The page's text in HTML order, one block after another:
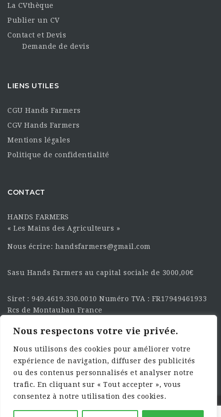
Nous respectons votre vie privée.
Nous utilisons des cookies pour améliorer votre
expérience de navigation, diffuser des publicités
ou des contenus personnalisés et analyser notre
trafic. En cliquant sur « Tout accepter », vous
consentez à notre utilisation des cookies.
La CVthèque
Publier un CV
Contact et Devis
Demande de devis
LIENS UTILES
CGU Hands Farmers
CGV Hands Farmers
Mentions légales
Politique de confidentialité
CONTACT
HANDS FARMERS
« Les Mains des Agriculteurs »
Nous écrire: handsfarmers@gmail.com
Sasu Hands Farmers au capital sociale de 3000,00€
Siret : 949.4619.330.0010 Numéro TVA : FR17949461933
Rcs de Montauban France
SUIVEZ-NOUS SUR LES
RÉSEAU :
©2025 HandsFarmers. Designed with Web Studio